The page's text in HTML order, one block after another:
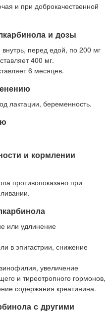
и при доброкачественной
и дозы
перед едой, по 200 мг
400 мг.
6 месяцев.
лактации, беременность.
и кормлении
противопоказано при
или удлинение
в эпигастрии, снижение
увеличение
и тиреотропного гормонов,
содержания креатинина.
с другими